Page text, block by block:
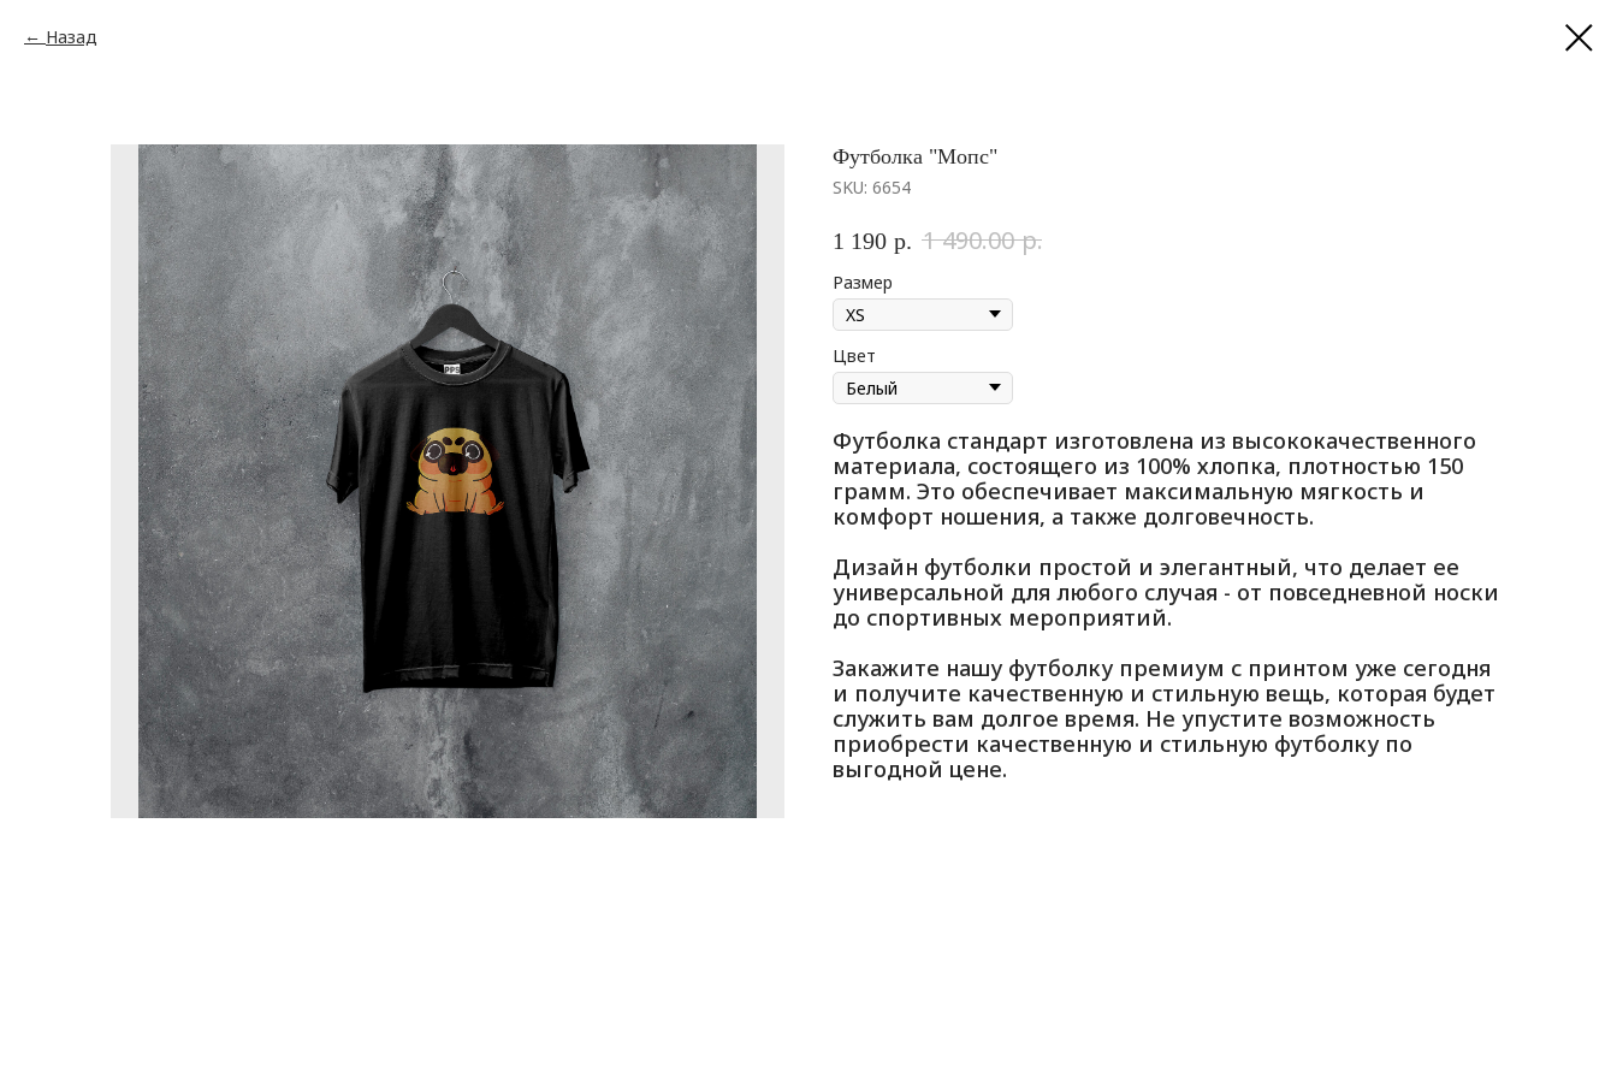
Назад
Футболка "Мопс"
SKU: 6654
1 190 р. 1 490.00 р.
Размер
Цвет
Футболка стандарт изготовлена из высококачественного
материала, состоящего из 100% хлопка, плотностью 150
грамм. Это обеспечивает максимальную мягкость и
комфорт ношения, а также долговечность.
Дизайн футболки простой и элегантный, что делает ее
универсальной для любого случая - от повседневной носки
до спортивных мероприятий.
Закажите нашу футболку премиум с принтом уже сегодня
и получите качественную и стильную вещь, которая будет
служить вам долгое время. Не упустите возможность
приобрести качественную и стильную футболку по
выгодной цене.